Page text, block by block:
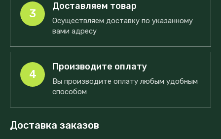
3
Доставляем товар
Осуществляем доставку по указанному
вами адресу
4
Производите оплату
Вы производите оплату любым удобным
способом
Доставка заказов